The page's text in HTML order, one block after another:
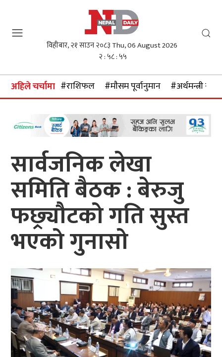
विहीबार, २१ साउन २०८३ Thu, 06 August 2026
२ : ५८ : ५६
अहिले चर्चामा #राशिफल #माैसम पूर्वानुमान #अर्थमन्त्री
सार्वजनिक लेखा
समिति बैठक : बेरुजु
फछ्र्यौटको गति सुस्त
भएको गुनासो